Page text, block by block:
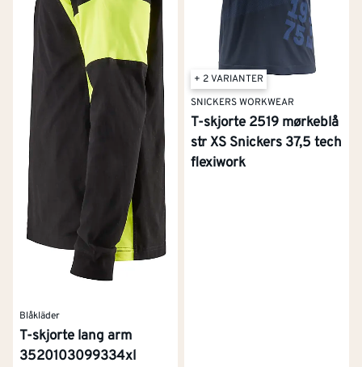
Blåkläder
T-skjorte lang arm
3520103099334xl
+ 2 VARIANTER
SNICKERS WORKWEAR
T-skjorte 2519 mørkeblå
str XS Snickers 37,5 tech
flexiwork